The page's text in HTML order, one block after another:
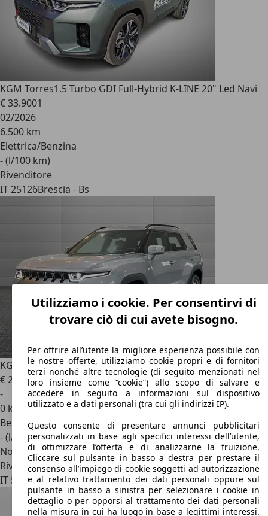
KGM Torres1.5 Turbo GDI Full-Hybrid K-LINE 20" Led Navi
€ 33.9001
02/2026
6.500 km
Elettrica/Benzina
- (l/100 km)
Rivenditore
IT 25126Brescia - Bs
KGM Torres1.5 Turbo GDI Style
€ 28.7001
-
0 km
Benzina
- (l/100 km)
Novità
Rivenditore
IT 50053Empoli - Firenze - Fi
Utilizziamo i cookie. Per consentirvi di
trovare ciò di cui avete bisogno.
Per offrire all’utente la migliore esperienza possibile con
le nostre offerte, utilizziamo cookie propri e di fornitori
terzi nonché altre tecnologie (di seguito menzionati nel
loro insieme come “cookie”) allo scopo di salvare e
accedere in seguito a informazioni sul dispositivo
utilizzato e a dati personali (tra cui gli indirizzi IP).
Questo consente di presentare annunci pubblicitari
personalizzati in base agli specifici interessi dell’utente,
di ottimizzare l’offerta e di analizzarne la fruizione.
Cliccare sul pulsante in basso a destra per prestare il
consenso all’impiego di cookie soggetti ad autorizzazione
e al relativo trattamento dei dati personali oppure sul
pulsante in basso a sinistra per selezionare i cookie in
dettaglio o per opporsi al trattamento dei dati personali
nella misura in cui ha luogo in base a legittimi interessi.